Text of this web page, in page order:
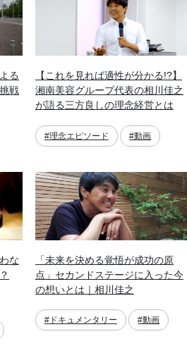
る
戦
【これを見れば適性が分かる!?】
湘南美容グループ代表の相川佳之
が語る三方良しの理念経営とは
#理念エピソード #動画
な
「未来を決める覚悟が成功の原
点」セカンドステージに入った今
の想いとは｜相川佳之
#ドキュメンタリー #動画